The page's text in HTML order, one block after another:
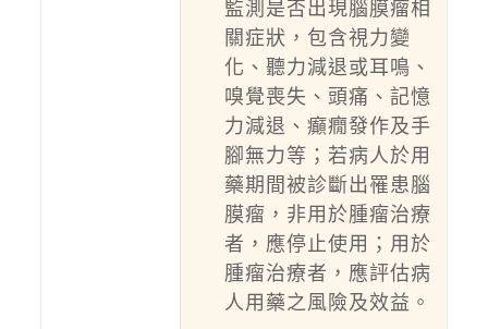
監測是否出現腦膜瘤相
關症狀，包含視力變
化、聽力減退或耳鳴、
嗅覺喪失、頭痛、記憶
力減退、癲癇發作及手
腳無力等；若病人於用
藥期間被診斷出罹患腦
膜瘤，非用於腫瘤治療
者，應停止使用；用於
腫瘤治療者，應評估病
人用藥之風險及效益。